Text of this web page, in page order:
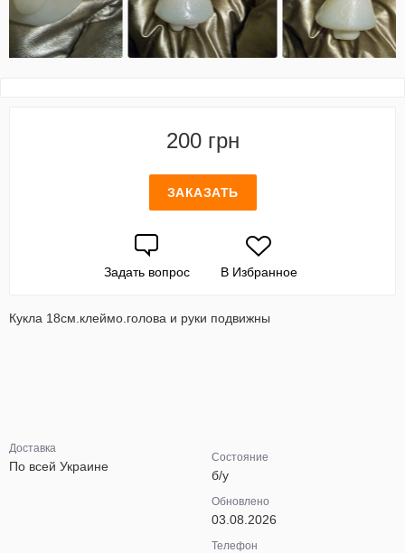
200 грн
ЗАКАЗАТЬ
Задать вопрос В Избранное
Кукла 18см.клеймо.голова и руки подвижны
Доставка
По всей Украине
Состояние
б/у
Обновлено
03.08.2026
Телефон